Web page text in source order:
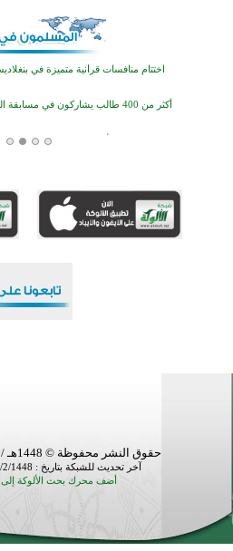
تيسليتش تختتم برنامجا تعليميا لتعزيز القيم
اختتام منافسات قرآنية متميزة في بنغلاديش
أكبر مشروع إسلامي في ريف أستراليا يفتتح
القرآن والتربية في صدارة البرامج الصيفية للمسلمين
تيسليتش تختتم برنامجا تعليميا لتعزيز القيم
اختتام منافسات قرآنية متميزة في بنغلاديش
حقوق النشر محفوظة © 1448هـ / 2026م لموقع
آخر تحديث للشبكة بتاريخ : 24/2/1448هـ - الساعة: 8:21
أضف محرك بحث الألوكة